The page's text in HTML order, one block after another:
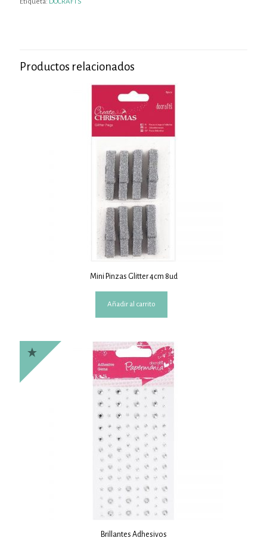
Productos relacionados
Mini Pinzas Glitter 4cm 8ud
Añadir al carrito
Brillantes Adhesivos